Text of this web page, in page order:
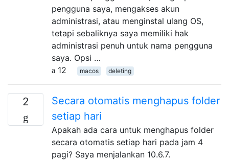
pengguna saya, mengakses akun
administrasi, atau menginstal ulang OS,
tetapi sebaliknya saya memiliki hak
administrasi penuh untuk nama pengguna
saya. Opsi …
12
macos deleting
2
Secara otomatis menghapus folder
setiap hari
Apakah ada cara untuk menghapus folder
secara otomatis setiap hari pada jam 4
pagi? Saya menjalankan 10.6.7.